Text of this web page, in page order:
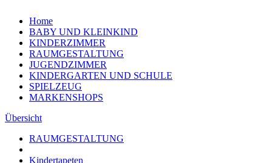
Home
BABY UND KLEINKIND
KINDERZIMMER
RAUMGESTALTUNG
JUGENDZIMMER
KINDERGARTEN UND SCHULE
SPIELZEUG
MARKENSHOPS
Übersicht
RAUMGESTALTUNG
Kindertapeten